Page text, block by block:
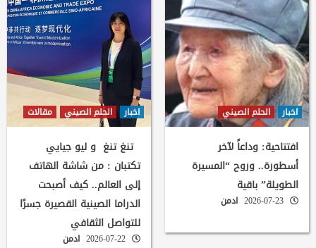
اخبار الحلم الصيني
افتتاحية: وداعاً لآخر
أسطورة.. وروح “المسيرة
الطويلة” باقية
ادمن
اخبار الحلم الصيني مقالات
تنغ تنغ و ليو جيايي
تكتبان : من شاشة الهاتف
إلى العالم.. كيف أصبحت
الدراما الصينية القصيرة جسرًا
للتواصل الثقافي
ادمن